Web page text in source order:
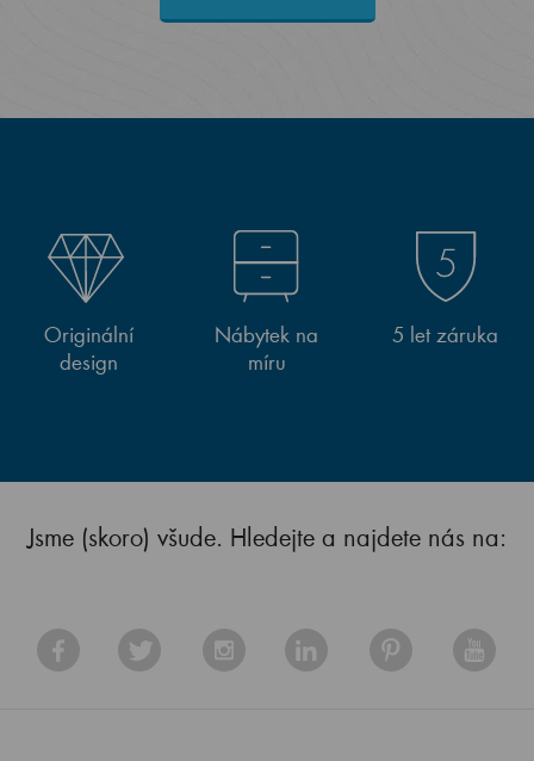
Originální
design
Nábytek na
míru
5 let záruka
Jsme (skoro) všude. Hledejte a najdete nás na: